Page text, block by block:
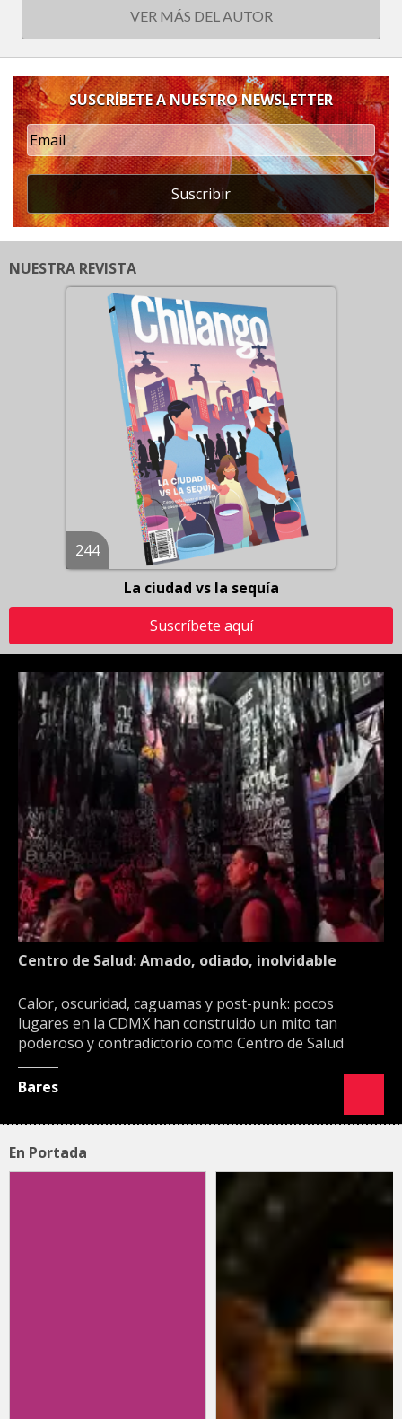
VER MÁS DEL AUTOR
SUSCRÍBETE A NUESTRO NEWSLETTER
Suscribir
NUESTRA REVISTA
244
La ciudad vs la sequía
Suscríbete aquí
Centro de Salud: Amado, odiado, inolvidable
Calor, oscuridad, caguamas y post-punk: pocos
lugares en la CDMX han construido un mito tan
poderoso y contradictorio como Centro de Salud
Bares
En Portada